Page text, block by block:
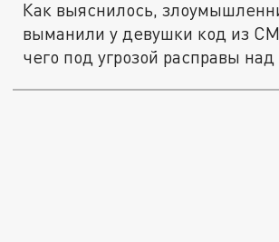
Как выяснилось,
выманили у девушки код из
чего под угрозой расправы над